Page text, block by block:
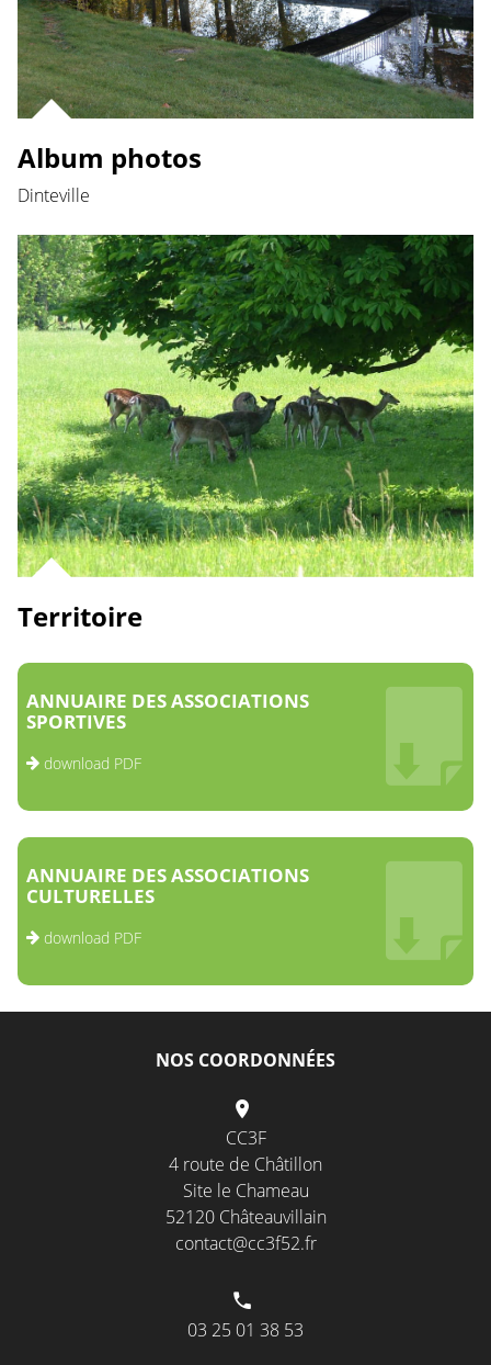
Album photos
Dinteville
Territoire
ANNUAIRE DES ASSOCIATIONS
SPORTIVES
download PDF
ANNUAIRE DES ASSOCIATIONS
CULTURELLES
download PDF
NOS COORDONNÉES
CC3F
4 route de Châtillon
Site le Chameau
52120 Châteauvillain
contact@cc3f52.fr
03 25 01 38 53